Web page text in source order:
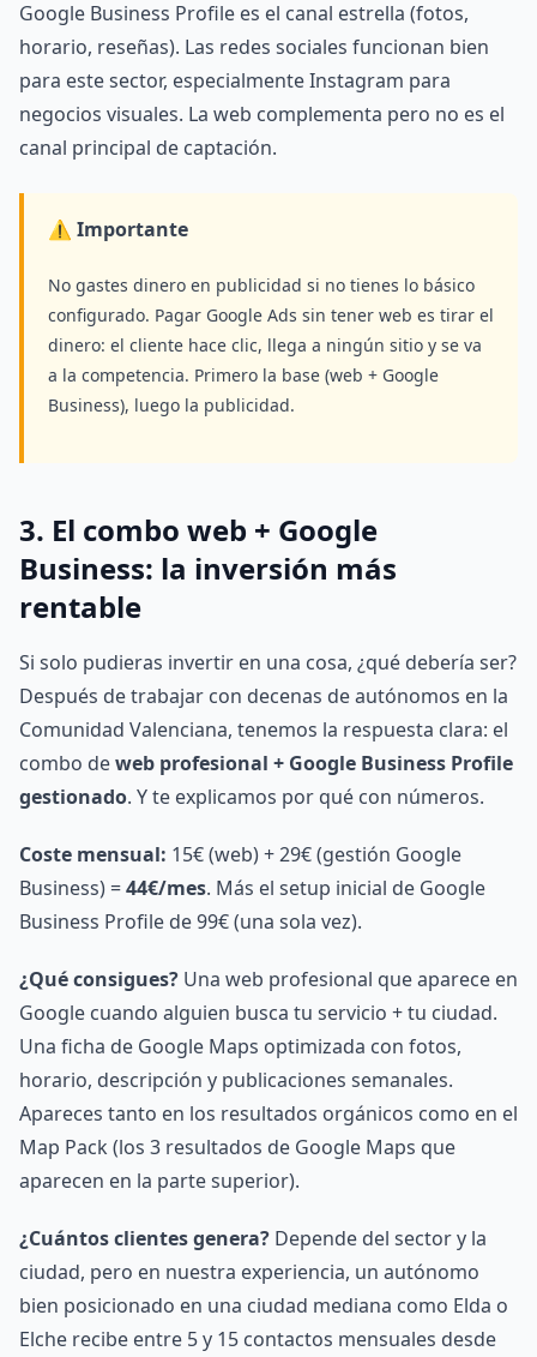
Google Business Profile es el canal estrella (fotos,
horario, reseñas). Las redes sociales funcionan bien
para este sector, especialmente Instagram para
negocios visuales. La web complementa pero no es el
canal principal de captación.
⚠️ Importante
No gastes dinero en publicidad si no tienes lo básico
configurado. Pagar Google Ads sin tener web es tirar el
dinero: el cliente hace clic, llega a ningún sitio y se va
a la competencia. Primero la base (web + Google
Business), luego la publicidad.
3. El combo web + Google
Business: la inversión más
rentable
Si solo pudieras invertir en una cosa, ¿qué debería ser?
Después de trabajar con decenas de autónomos en la
Comunidad Valenciana, tenemos la respuesta clara: el
combo deweb profesional + Google Business Profile
gestionado. Y te explicamos por qué con números.
Coste mensual: 15€ (web) + 29€ (gestión Google
Business) =44€/mes. Más el setup inicial de Google
Business Profile de 99€ (una sola vez).
¿Qué consigues? Una web profesional que aparece en
Google cuando alguien busca tu servicio + tu ciudad.
Una ficha de Google Maps optimizada con fotos,
horario, descripción y publicaciones semanales.
Apareces tanto en los resultados orgánicos como en el
Map Pack (los 3 resultados de Google Maps que
aparecen en la parte superior).
¿Cuántos clientes genera? Depende del sector y la
ciudad, pero en nuestra experiencia, un autónomo
bien posicionado en una ciudad mediana como Elda o
Elche recibe entre 5 y 15 contactos mensuales desde